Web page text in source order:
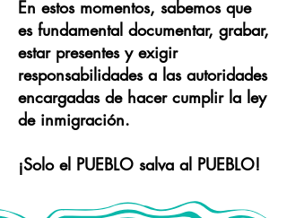
En estos momentos, sabemos que
es fundamental documentar, grabar,
estar presentes y exigir
responsabilidades a las autoridades
encargadas de hacer cumplir la ley
de inmigración.
¡Solo el PUEBLO salva al PUEBLO!